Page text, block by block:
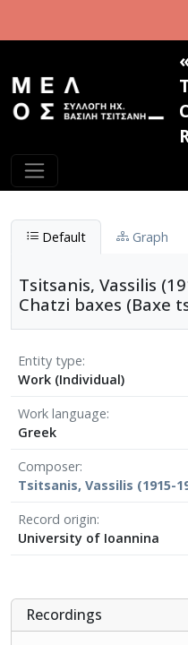
Default Graph
Tsitsanis, Vassilis
Chatzi baxes (Baxe
Entity type
Work (Individual)
Work language
Greek
Composer
Tsitsanis, Vassilis (1915-
Record origin
University of Ioannina
Recordings